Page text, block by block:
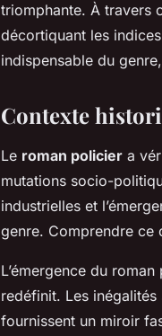
triomphante. À travers
décortiquant les
indispensable du
Contexte
Le roman policier a
mutations socio-
industrielles et
genre. Comprendre ce
L’émergence du
redéfinit. Les
fournissent un miroir